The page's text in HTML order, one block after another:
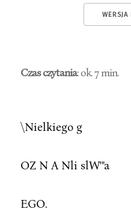
Czas czytania: ok. 7 min.
\Nielkiego g
OZ N A Nli slW'"a
EGO.